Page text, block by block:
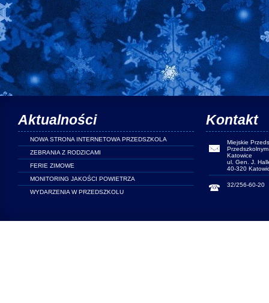
Aktualności
NOWA STRONA INTERNETOWA PRZEDSZKOLA
ZEBRANIA Z RODZICAMI
FERIE ZIMOWE
MONITORING JAKOŚCI POWIETRZA
WYDARZENIA W PRZEDSZKOLU
Kontakt
Miejskie
Katowice
ul. Gen. J.
40-320
32/256-60-20